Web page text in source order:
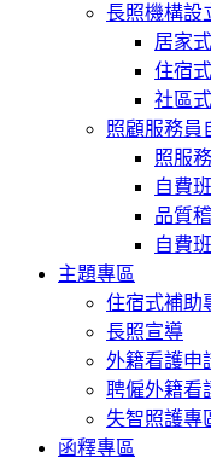
長照機構設
居家
住宿
社區
照顧服務員
照服
自費
品質
自費
主題專區
住宿式補助
長照宣導
外籍看護申
聘僱外籍看
失智照護專
函釋專區